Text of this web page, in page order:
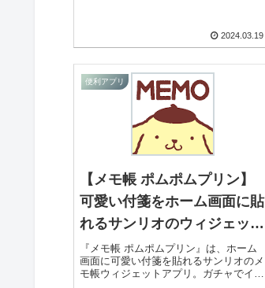
2024.03.19
便利アプリ
【メモ帳 ポムポムプリン】
可愛い付箋をホーム画面に貼
れるサンリオのウィジェット
アプリ
『メモ帳 ポムポムプリン』は、ホーム
画面に可愛い付箋を貼れるサンリオのメ
モ帳ウィジェットアプリ。ガチャでイラ